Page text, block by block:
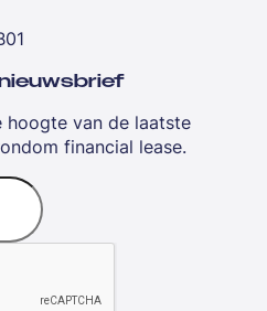
hoogte van de laatste
financial lease.